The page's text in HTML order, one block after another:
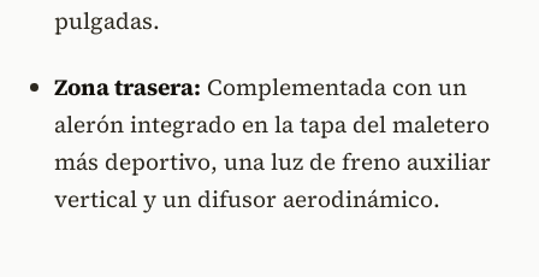
pulgadas.
Zona trasera: Complementada con un
alerón integrado en la tapa del maletero
más deportivo, una luz de freno auxiliar
vertical y un difusor aerodinámico.